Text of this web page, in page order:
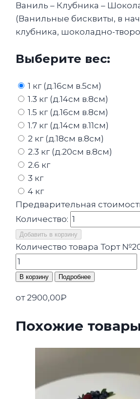
Ваниль – Клубника –
(Ванильные бисквиты, в
клубника, шоколадно-
Выберите вес:
1 кг (д.16см в.5см)
1.3 кг (д.14см в.8см)
1.5 кг (д.16см в.8см)
1.7 кг (д.14см в.11см)
2 кг (д.18см в.8см)
2.3 кг (д.20см в.8см)
2.6 кг
3 кг
4 кг
Предварительная
Количество:
Добавить в корзину
Количество товара Торт
В корзину Подробнее
от 2900,00₽
Похожие товары